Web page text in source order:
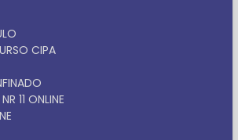
CURSO CIPA
NR 11 ONLINE